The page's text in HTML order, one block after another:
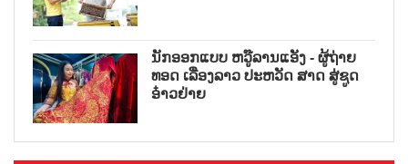
ນັກອອກແບບ ຫວູ໊ລານແອັງ - ຜູ້ຖ່າຍ
ທອດ ເລື່ອງລາວ ປະຫວັດ ສາດ ສູ່ຊູດ
ອ໋າວຢ່າຍ